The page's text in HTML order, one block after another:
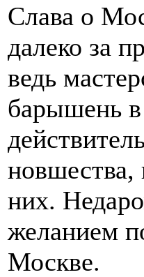
Слава о
далеко за
ведь
барышень в
новшества,
них.
желанием
Москве.